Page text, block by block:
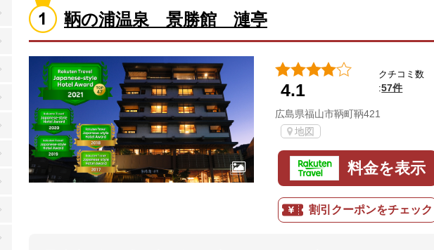
鞆の浦温泉 景勝館 漣亭
4.1
クチコミ数
:57件
広島県福山市鞆町鞆421
地図
料金を表示
割引クーポンをチェック